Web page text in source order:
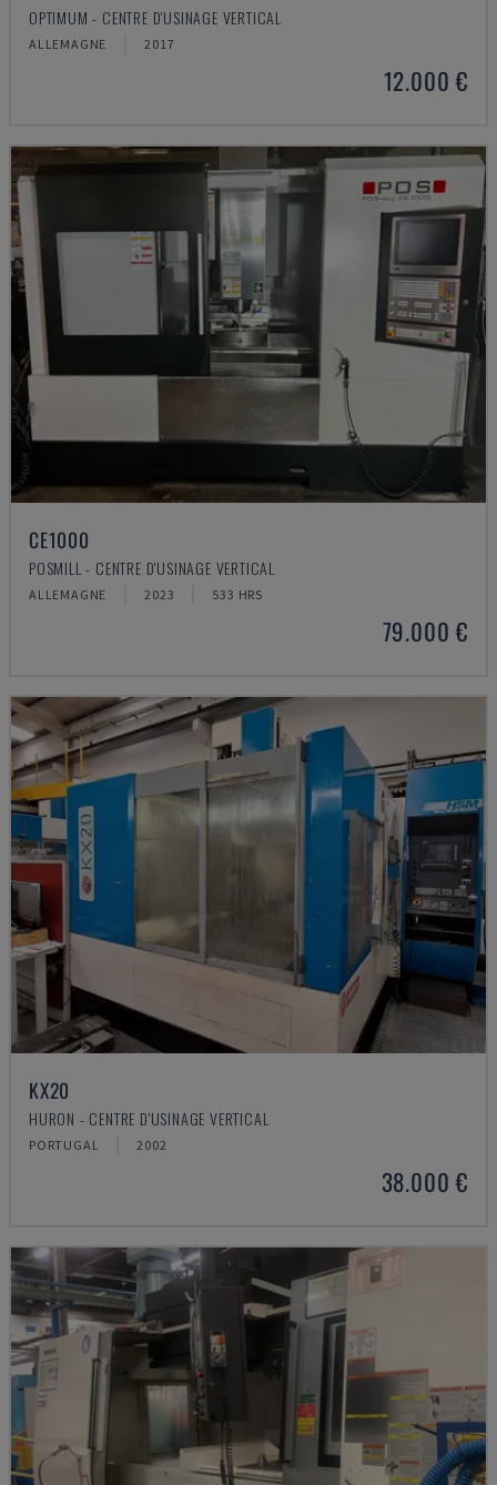
OPTIMUM - CENTRE D'USINAGE VERTICAL
ALLEMAGNE 2017
12.000 €
CE1000
POSMILL - CENTRE D'USINAGE VERTICAL
ALLEMAGNE 2023 533 HRS
79.000 €
KX20
HURON - CENTRE D'USINAGE VERTICAL
PORTUGAL 2002
38.000 €